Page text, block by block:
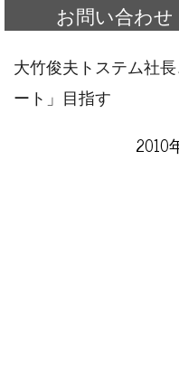
お問い合わせ
大竹俊夫トステム社
ート」目指す
2010